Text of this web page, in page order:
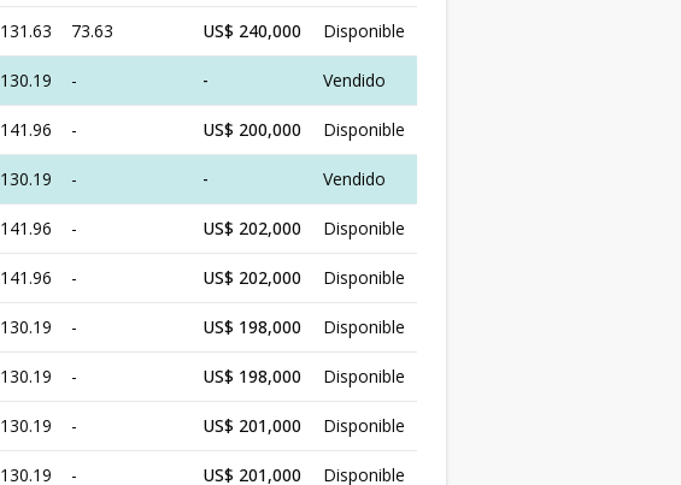
131.63 73.63 US$ 240,000 Disponible
130.19 - - Vendido
141.96 - US$ 200,000 Disponible
130.19 - - Vendido
141.96 - US$ 202,000 Disponible
141.96 - US$ 202,000 Disponible
130.19 - US$ 198,000 Disponible
130.19 - US$ 198,000 Disponible
130.19 - US$ 201,000 Disponible
130.19 - US$ 201,000 Disponible